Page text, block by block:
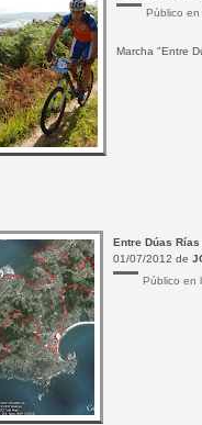
Público en
Marcha "Entre
Entre Dúas Rías
01/07/2012 de
Público en